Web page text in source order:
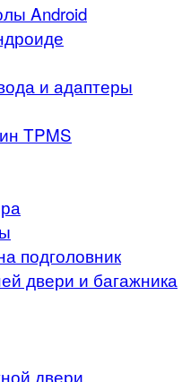
Android
и адаптеры
TPMS
подголовник
двери и багажника
двери